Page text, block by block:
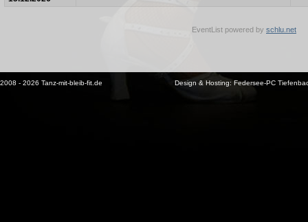
EventList powered by schlu.net
- 2026 Tanz-mit-bleib-fit.de Design & Hosting: Federsee-PC